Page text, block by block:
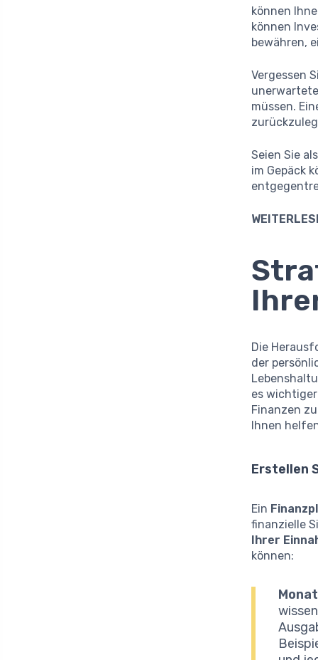
können
können
bewähren,
Vergessen
müssen.
Seien Sie
im Gepäck
Die
der
es
Finanzen
Ihnen
Erstellen
Ein
finanzielle
Ihrer
können: